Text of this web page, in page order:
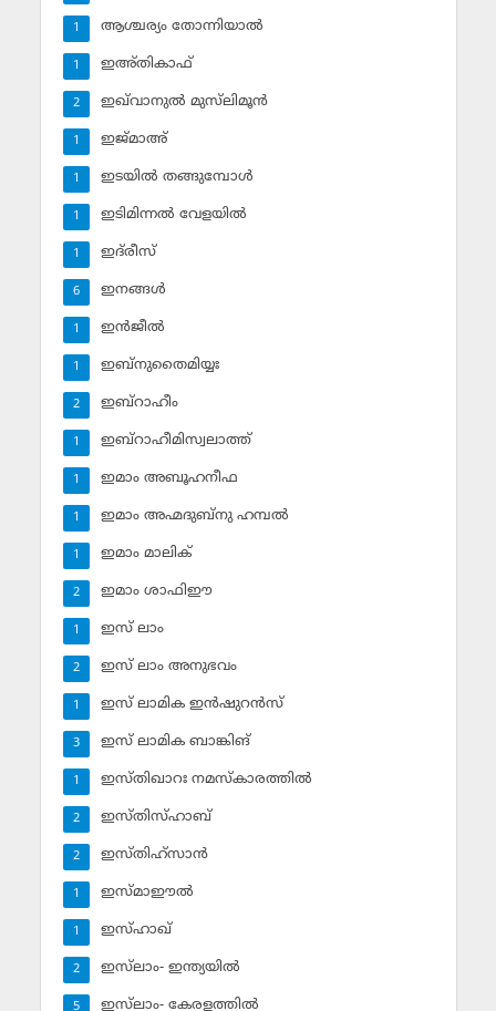
ആശ്ചര്യം തോന്നിയാല്‍
1
ഇഅ്തികാഫ്‌
1
ഇഖ്‌വാനുല്‍ മുസ്‌ലിമൂന്‍
2
ഇജ്മാഅ്
1
ഇടയില്‍ തങ്ങുമ്പോള്‍
1
ഇടിമിന്നല്‍ വേളയില്‍
1
ഇദ്‌രീസ്‌
1
ഇനങ്ങള്‍
6
ഇന്‍ജീല്‍
1
ഇബ്‌നുതൈമിയ്യഃ
1
ഇബ്‌റാഹീം
2
ഇബ്‌റാഹീമിസ്വലാത്ത്
1
ഇമാം അബൂഹനീഫ
1
ഇമാം അഹ്മദുബ്‌നു ഹമ്പല്‍
1
ഇമാം മാലിക്
1
ഇമാം ശാഫിഈ
2
ഇസ് ലാം
1
ഇസ് ലാം അനുഭവം
2
ഇസ് ലാമിക ഇന്‍ഷുറന്‍സ്‌
1
ഇസ് ലാമിക ബാങ്കിങ്‌
3
ഇസ്തിഖാറഃ നമസ്‌കാരത്തില്‍
1
ഇസ്തിസ്ഹാബ്
2
ഇസ്തിഹ്‌സാന്‍
2
ഇസ്മാഈല്‍
1
ഇസ്ഹാഖ്‌
1
ഇസ്‌ലാം- ഇന്ത്യയില്‍
2
ഇസ്‌ലാം- കേരളത്തില്‍
5